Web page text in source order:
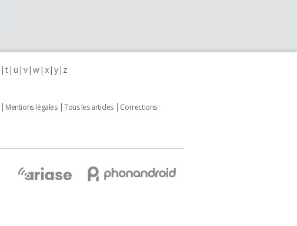
t u v w x y z
Mentions légales Tous les articles
Corrections